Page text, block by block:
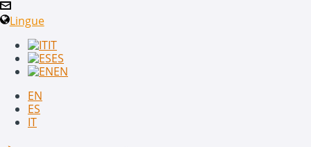
Lingue
IT
ES
EN
EN
ES
IT